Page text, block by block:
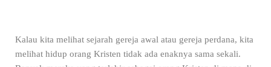
Kalau kita melihat sejarah gereja awal atau gereja perdana, kita
melihat hidup orang Kristen tidak ada enaknya sama sekali.